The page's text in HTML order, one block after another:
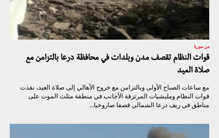
من سوريا
قوات النظام تقصف مدن وبلدات في محافظة درعا بالتزامن مع
صلاة العيد
مع ساعات الصباح الأولى وبالتزامن مع خروج الأهالي إلى صلاة العيد، نفذت
قوات النظام ومليشيات المرتزقة الأجانب في منطقة مثلث الموت على
مناطق في ريف درعا الشمالي قصفا صاروخيا...